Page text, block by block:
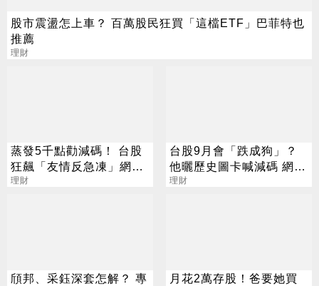
股市震盪怎上車？ 百萬股民狂買「這檔ETF」巴菲特也
推薦
理財
蒸發5千點勸減碼！ 台股
狂飆「友情反急凍」網
嘆：少管閒事
理財
台股9月會「跌成狗」？
他曬歷史圖卡喊減碼 網看
法兩極
理財
頎邦、采鈺深套怎解？ 專
月花2萬存股！爸要她買